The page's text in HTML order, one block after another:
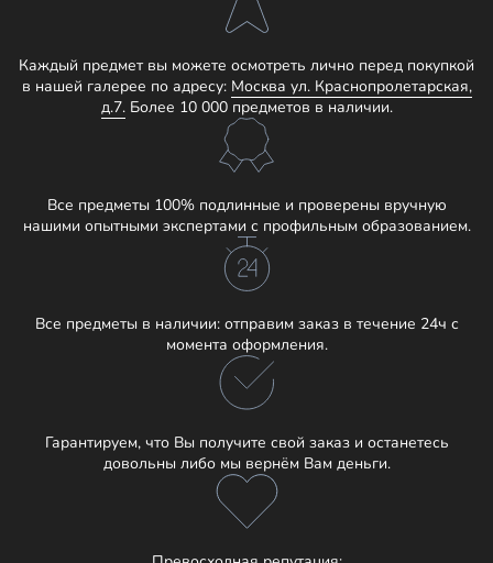
Каждый предмет вы можете осмотреть лично перед покупкой
в нашей галерее по адресу: Москва ул. Краснопролетарская,
д.7.Более 10 000 предметов в наличии.
Все предметы 100% подлинные и проверены вручную
нашими опытными экспертами с профильным образованием.
Все предметы в наличии: отправим заказ в течение 24ч с
момента оформления.
Гарантируем, что Вы получите свой заказ и останетесь
довольны либо мы вернём Вам деньги.